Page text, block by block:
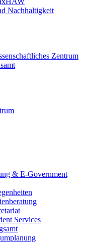
Nachhaltigkeit
Zentrum
& E-Government
Services